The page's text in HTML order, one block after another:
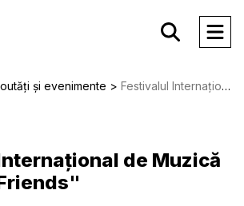
și evenimente Festivalul Internațional de Muzică "Faces of Friends"
de Muzică